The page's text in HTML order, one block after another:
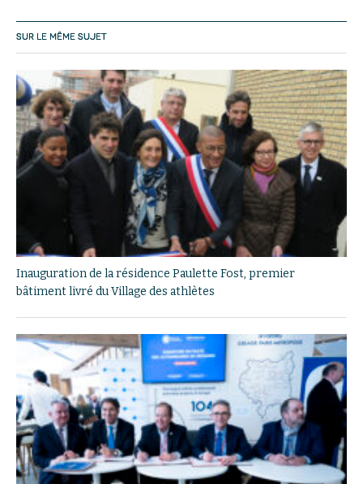
SUR LE MÊME SUJET
Inauguration de la résidence Paulette Fost, premier
bâtiment livré du Village des athlètes